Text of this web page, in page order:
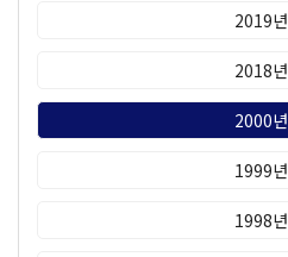
2019년
2018년
2000년
1999년
1998년